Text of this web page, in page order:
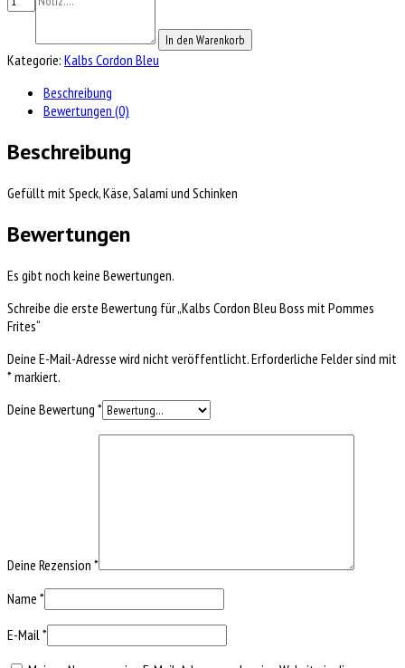
In den Warenkorb
Kategorie: Kalbs Cordon Bleu
Beschreibung
Bewertungen (0)
Beschreibung
Gefüllt mit Speck, Käse, Salami und Schinken
Bewertungen
Es gibt noch keine Bewertungen.
Schreibe die erste Bewertung für „Kalbs Cordon Bleu Boss mit Pommes
Frites“
Deine E-Mail-Adresse wird nicht veröffentlicht.Erforderliche Felder sind mit
*markiert.
Deine Bewertung *
Deine Rezension *
Name *
E-Mail *